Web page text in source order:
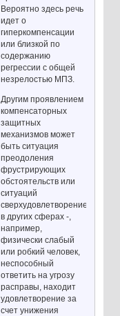
Вероятно здесь речь
идет о
гиперкомпенсации
или близкой по
содержанию
регрессии с общей
незрелостью МПЗ.
Другим проявлением
компенсаторных
защитных
механизмов может
быть ситуация
преодоления
фрустрирующих
обстоятельств или
ситуаций
сверхудовлетворением
в других сферах -,
например,
физически слабый
или робкий человек,
неспособный
ответить на угрозу
расправы, находит
удовлетворение за
счет унижения